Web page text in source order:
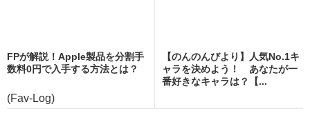
FPが解説！Apple製品を分割手
数料0円で入手する方法とは？
(Fav-Log)
【のんのんびより】人気No.1キ
ャラを決めよう！ あなたが一
番好きなキャラは？【...